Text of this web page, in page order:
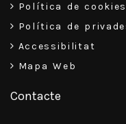
Política de cookies
Política de
Accessibilitat
Mapa Web
Contacte